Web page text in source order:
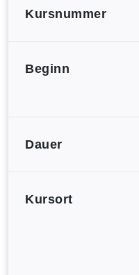
Kursnummer
Beginn
Dauer
Kursort